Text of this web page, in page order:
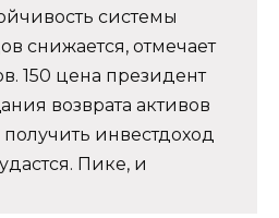
системы
снижается, отмечает
150 цена президент
возврата активов
инвестдоход
Пике, и